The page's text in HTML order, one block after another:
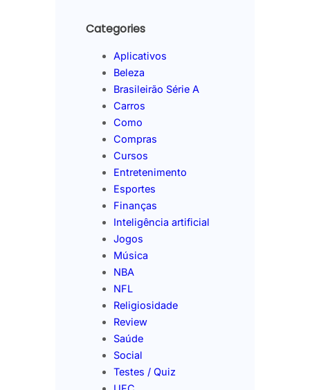
Categories
Aplicativos
Beleza
Brasileirão Série A
Carros
Como
Compras
Cursos
Entretenimento
Esportes
Finanças
Inteligência artificial
Jogos
Música
NBA
NFL
Religiosidade
Review
Saúde
Social
Testes / Quiz